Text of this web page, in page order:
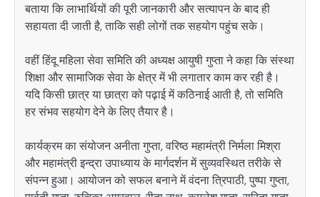
बताया कि लाभार्थियों की पूरी जानकारी और सत्यापन के बाद ही
सहायता दी जाती है, ताकि सही लोगों तक सहयोग पहुंच सके।
वहीं हिंदू महिला सेवा समिति की अध्यक्षआयुषी गुप्ताने कहा कि संस्था
शिक्षा और सामाजिक सेवा के क्षेत्र में भी लगातार काम कर रही है।
यदि किसी छात्र या छात्रा को पढ़ाई में कठिनाई आती है, तो समिति
हर संभव सहयोग देने के लिए तैयार है।
कार्यक्रम का संयोजन अनीता गुप्ता, वरिष्ठ महामंत्री निर्मला मिश्रा
और महामंत्री इन्द्रा उपाध्याय के मार्गदर्शन में सुव्यवस्थित तरीके से
संपन्न हुआ। आयोजन को सफल बनाने में वंदना त्रिपाठी, पुष्पा गुप्ता,